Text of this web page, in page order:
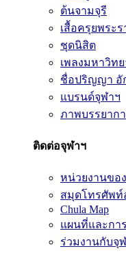
ต้นจามจุรี
เสื้อครุยพระ
ชุดนิสิต
เพลงมหาวิท
ชื่อปริญญา อั
แบรนด์จุฬาฯ
ภาพบรรยาก
ติดต่อจุฬาฯ
หน่วยงานขอ
สมุดโทรศัพท์
Chula Map
แผนที่และกา
ร่วมงานกับจุ